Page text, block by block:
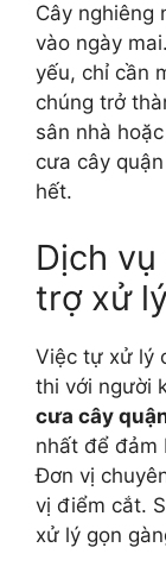
Cây nghiêng
vào ngày
yếu, chỉ cần
chúng trở
sân nhà
cưa cây
hết.
Dịch
trợ xử
Việc tự xử lý
thi với người
cưa cây
nhất để đảm
Đơn vị
vị điểm cắt.
xử lý gọn